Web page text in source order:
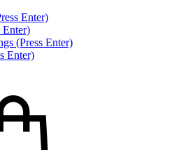
Enter)
Enter)
(Press Enter)
Enter)